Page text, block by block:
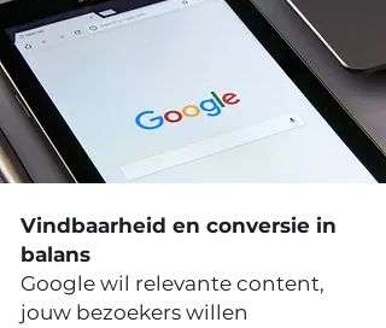
Vindbaarheid en conversie in
balans
Google wil relevante content,
jouw bezoekers willen